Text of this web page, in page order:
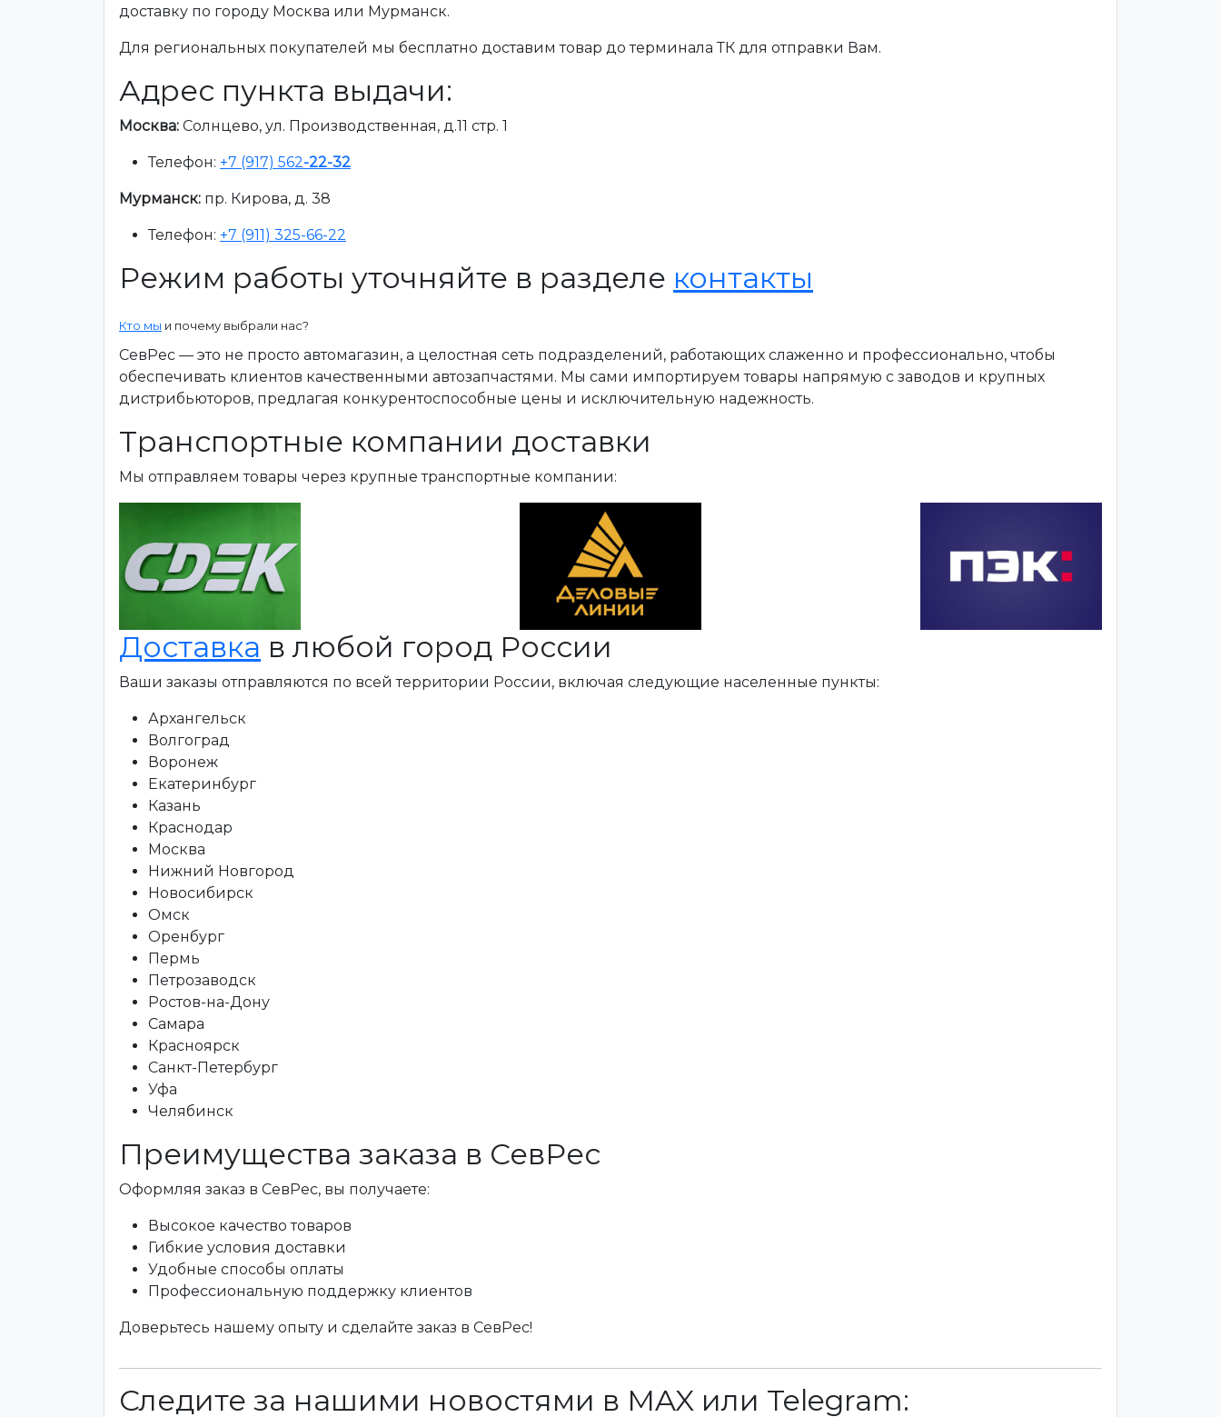
доставку по городу Москва или Мурманск.
Для региональных покупателей мы бесплатно доставим товар до терминала ТК для отправки Вам.
Адрес пункта выдачи:
Москва: Солнцево, ул. Производственная, д.11 стр. 1
Телефон: +7 (917) 562-22-32
Мурманск: пр. Кирова, д. 38
Телефон: +7 (911) 325-66-22
Режим работы уточняйте в разделе контакты
Кто мы и почему выбрали нас?
СевРес — это не просто автомагазин, а целостная сеть подразделений, работающих слаженно и профессионально, чтобы
обеспечивать клиентов качественными автозапчастями. Мы сами импортируем товары напрямую с заводов и крупных
дистрибьюторов, предлагая конкурентоспособные цены и исключительную надежность.
Транспортные компании доставки
Мы отправляем товары через крупные транспортные компании:
Доставка в любой город России
Ваши заказы отправляются по всей территории России, включая следующие населенные пункты:
Архангельск
Волгоград
Воронеж
Екатеринбург
Казань
Краснодар
Москва
Нижний Новгород
Новосибирск
Омск
Оренбург
Пермь
Петрозаводск
Ростов-на-Дону
Самара
Красноярск
Санкт-Петербург
Уфа
Челябинск
Преимущества заказа в СевРес
Оформляя заказ в СевРес, вы получаете:
Высокое качество товаров
Гибкие условия доставки
Удобные способы оплаты
Профессиональную поддержку клиентов
Доверьтесь нашему опыту и сделайте заказ в СевРес!
Следите за нашими новостями в MAX или Telegram: